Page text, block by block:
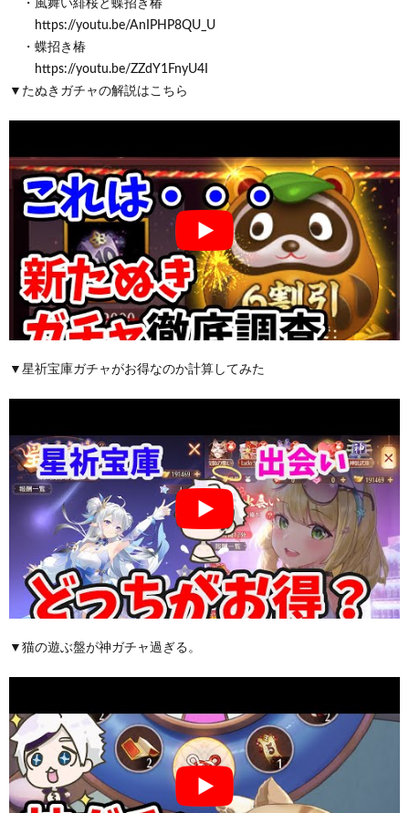
・風舞い緋桜と蝶招き椿
https://youtu.be/AnIPHP8QU_U
・蝶招き椿
https://youtu.be/ZZdY1FnyU4I
▼たぬきガチャの解説はこちら
▼星祈宝庫ガチャがお得なのか計算してみた
▼猫の遊ぶ盤が神ガチャ過ぎる。